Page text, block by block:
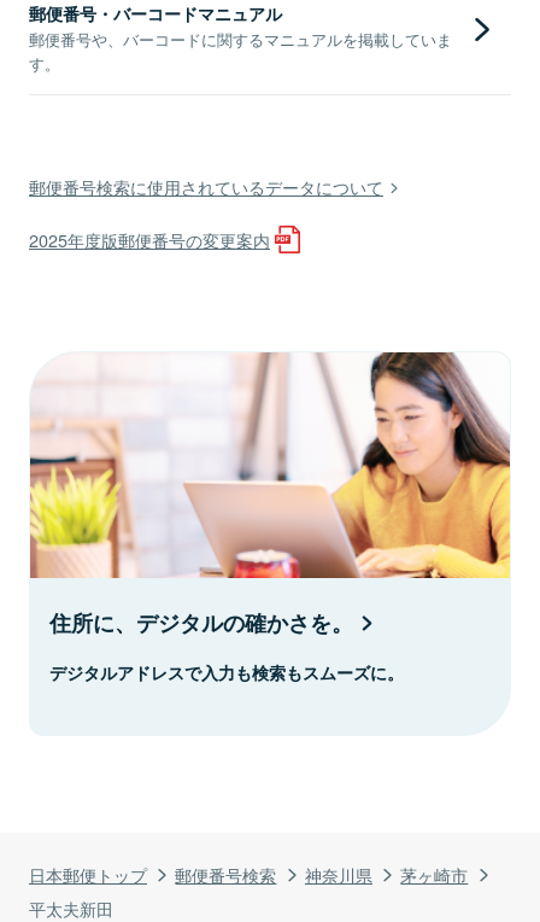
日本郵便トップ 郵便番号検索 神奈川県
茅ヶ崎市
平太夫新田
郵便番号・バーコードマニュアル
郵便番号や、バーコードに関するマニュアルを掲載していま
す。
郵便番号検索に使用されているデータについて
2025年度版郵便番号の変更案内
住所に、デジタルの確かさを。
デジタルアドレスで入力も検索もスムーズに。